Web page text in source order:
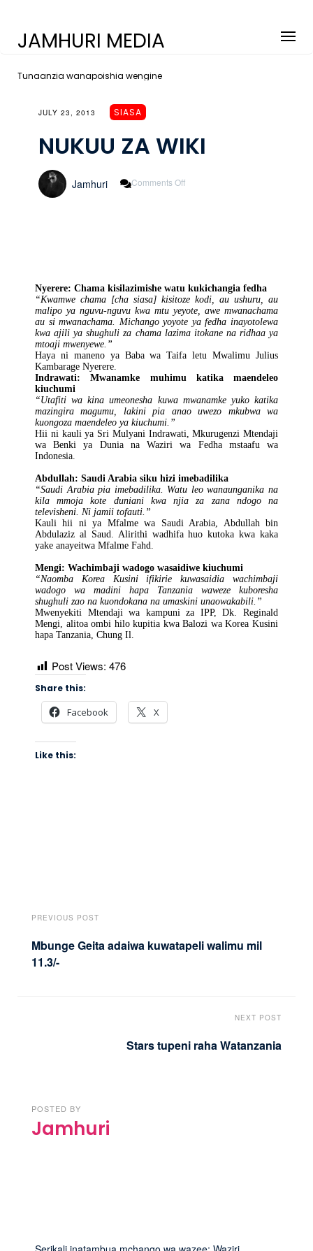
JAMHURI MEDIA
Tunaanzia wanapoishia wengine
JULY 23, 2013 SIASA
NUKUU ZA WIKI
Jamhuri Comments Off
Nyerere: Chama kisilazimishe watu kukichangia fedha
“Kwamwe chama [cha siasa] kisitoze kodi, au ushuru, au
malipo ya nguvu-nguvu kwa mtu yeyote, awe mwanachama
au si mwanachama. Michango yoyote ya fedha inayotolewa
kwa ajili ya shughuli za chama lazima itokane na ridhaa ya
mtoaji mwenyewe.”
Haya ni maneno ya Baba wa Taifa letu Mwalimu Julius
Kambarage Nyerere.
Indrawati: Mwanamke muhimu katika maendeleo
kiuchumi
“Utafiti wa kina umeonesha kuwa mwanamke yuko katika
mazingira magumu, lakini pia anao uwezo mkubwa wa
kuongoza maendeleo ya kiuchumi.”
Hii ni kauli ya Sri Mulyani Indrawati, Mkurugenzi Mtendaji
wa Benki ya Dunia na Waziri wa Fedha mstaafu wa
Indonesia.
Abdullah: Saudi Arabia siku hizi imebadilika
“Saudi Arabia pia imebadilika. Watu leo wanaunganika na
kila mmoja kote duniani kwa njia za zana ndogo na
televisheni. Ni jamii tofauti.”
Kauli hii ni ya Mfalme wa Saudi Arabia, Abdullah bin
Abdulaziz al Saud. Alirithi wadhifa huo kutoka kwa kaka
yake anayeitwa Mfalme Fahd.
Mengi: Wachimbaji wadogo wasaidiwe kiuchumi
“Naomba Korea Kusini ifikirie kuwasaidia wachimbaji
wadogo wa madini hapa Tanzania waweze kuboresha
shughuli zao na kuondokana na umaskini unaowakabili.”
Mwenyekiti Mtendaji wa kampuni za IPP, Dk. Reginald
Mengi, alitoa ombi hilo kupitia kwa Balozi wa Korea Kusini
hapa Tanzania, Chung Il.
Post Views: 476
Share this:
Facebook X
Like this:
PREVIOUS POST
Mbunge Geita adaiwa kuwatapeli walimu mil
11.3/-
NEXT POST
Stars tupeni raha Watanzania
POSTED BY
Jamhuri